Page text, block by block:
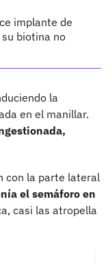
implante de
biotina no
la
en el manillar.
con la parte lateral
el semáforo en
casi las atropella